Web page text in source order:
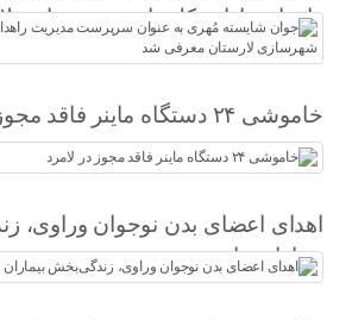
راهداری اداره کل راه و شهرسازی
شد
خاموشی ۲۴ دستگاه ماینر فاقد مجوز در لامرد
اهدای اعضای بدن نوجوان وراوی،
بیماران نیازمند شد